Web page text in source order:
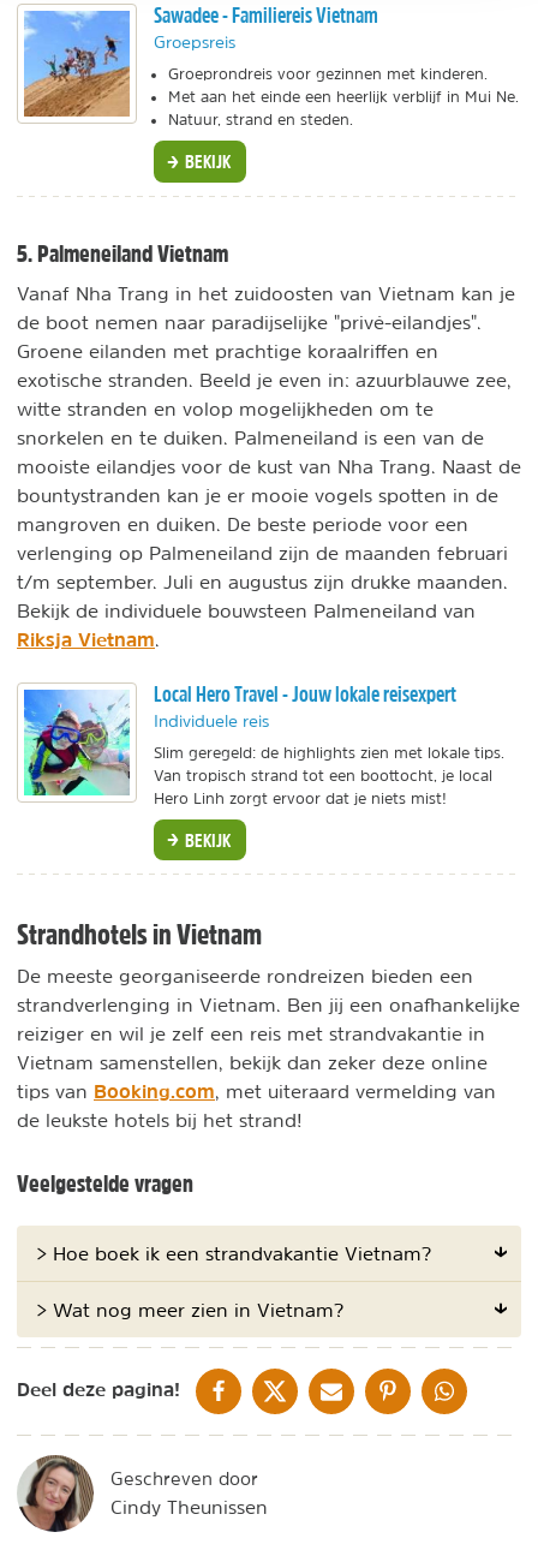
Sawadee - Familiereis Vietnam
Groepsreis
Groeprondreis voor gezinnen met kinderen.
Met aan het einde een heerlijk verblijf in Mui Ne.
Natuur, strand en steden.
BEKIJK
5. Palmeneiland Vietnam
Vanaf Nha Trang in het zuidoosten van Vietnam kan je
de boot nemen naar paradijselijke "privé-eilandjes".
Groene eilanden met prachtige koraalriffen en
exotische stranden. Beeld je even in: azuurblauwe zee,
witte stranden en volop mogelijkheden om te
snorkelen en te duiken. Palmeneiland is een van de
mooiste eilandjes voor de kust van Nha Trang. Naast de
bountystranden kan je er mooie vogels spotten in de
mangroven en duiken. De beste periode voor een
verlenging op Palmeneiland zijn de maanden februari
t/m september. Juli en augustus zijn drukke maanden.
Bekijk de individuele bouwsteen Palmeneiland van
Riksja Vietnam
Local Hero Travel - Jouw lokale reisexpert
Individuele reis
Slim geregeld: de highlights zien met lokale tips.
Van tropisch strand tot een boottocht, je local
Hero Linh zorgt ervoor dat je niets mist!
BEKIJK
Strandhotels in Vietnam
De meeste georganiseerde rondreizen bieden een
strandverlenging in Vietnam. Ben jij een onafhankelijke
reiziger en wil je zelf een reis met strandvakantie in
Vietnam samenstellen, bekijk dan zeker deze online
tips van Booking.com , met uiteraard vermelding van
de leukste hotels bij het strand!
Veelgestelde vragen
> Hoe boek ik een strandvakantie Vietnam?
> Wat nog meer zien in Vietnam?
Deel deze pagina! DELEN OP FACEBOOK
DELEN OP XDELEN VIA DE MAIL
DELEN OP PINTEREST
DELEN OP
Geschreven door
Cindy Theunissen